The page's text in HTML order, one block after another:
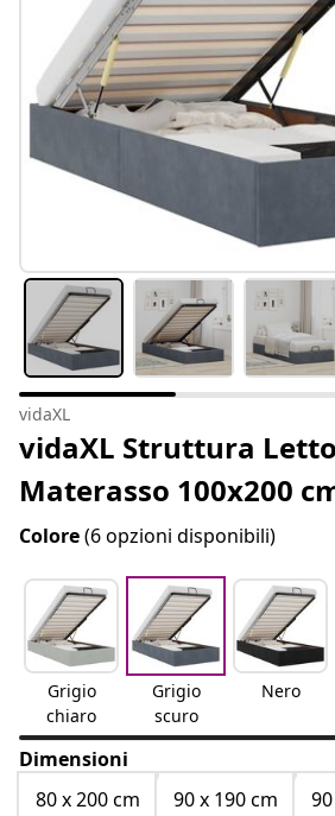
vidaXL
vidaXL Struttura
Materasso 100x200
Colore(6 opzioni disponibili)
Grigio
chiaro
Grigio
scuro
Nero
Dimensioni
80 x 200 cm
90 x 190 cm